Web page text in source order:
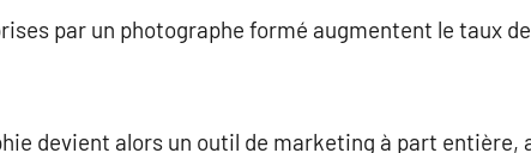
par un photographe formé augmentent le taux
devient alors un outil de marketing à part entière,